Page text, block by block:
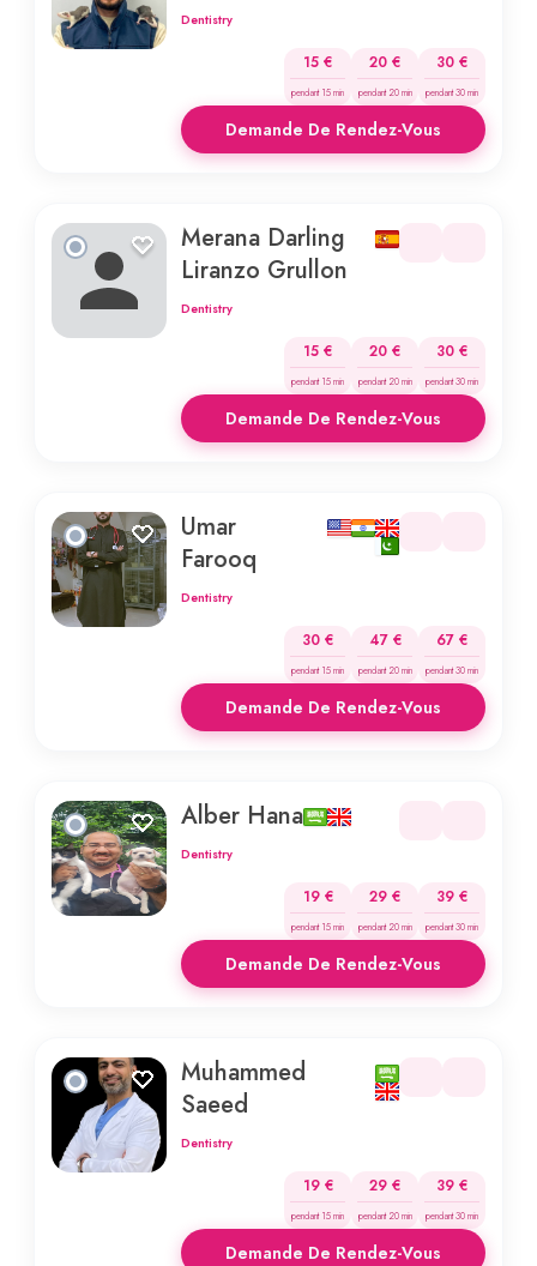
Dentistry
15 €
pendant 15 min
20 €
pendant 20 min
30 €
pendant 30 min
Demande De Rendez-Vous
Merana Darling
Liranzo Grullon
Dentistry
15 €
pendant 15 min
20 €
pendant 20 min
30 €
pendant 30 min
Demande De Rendez-Vous
Umar
Farooq
Dentistry
30 €
pendant 15 min
47 €
pendant 20 min
67 €
pendant 30 min
Demande De Rendez-Vous
Alber Hana
Dentistry
19 €
pendant 15 min
29 €
pendant 20 min
39 €
pendant 30 min
Demande De Rendez-Vous
Muhammed
Saeed
Dentistry
19 €
pendant 15 min
29 €
pendant 20 min
39 €
pendant 30 min
Demande De Rendez-Vous